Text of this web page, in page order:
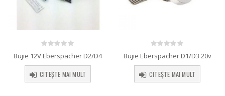
0out of 5
Bujie 12V Eberspacher D2/D4
CITEȘTE MAI MULT
out of 5
Bujie Eberspacher D1/D3 20v
CITEȘTE MAI MULT